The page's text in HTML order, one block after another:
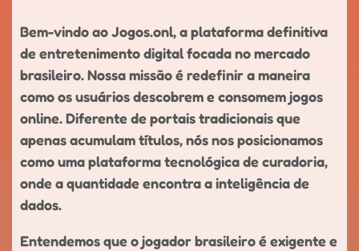
Bem-vindo ao Jogos.onl, a plataforma definitiva
de entretenimento digital focada no mercado
brasileiro. Nossa missão é redefinir a maneira
como os usuários descobrem e consomem jogos
online. Diferente de portais tradicionais que
apenas acumulam títulos, nós nos posicionamos
como uma plataforma tecnológica de curadoria,
onde a quantidade encontra a inteligência de
dados.
Entendemos que o jogador brasileiro é exigente e